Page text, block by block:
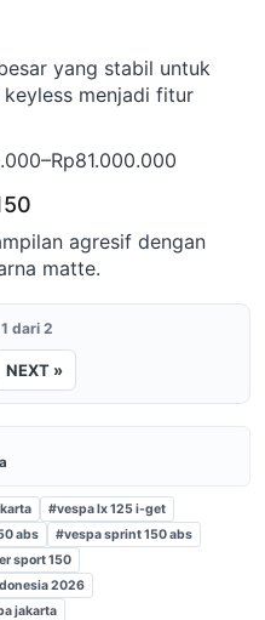
yang stabil untuk
menjadi fitur
agresif dengan
matte.
dari 2
NEXT »
#vespa lx 125 i-get
abs
#vespa sprint 150 abs
sport 150
2026
jakarta